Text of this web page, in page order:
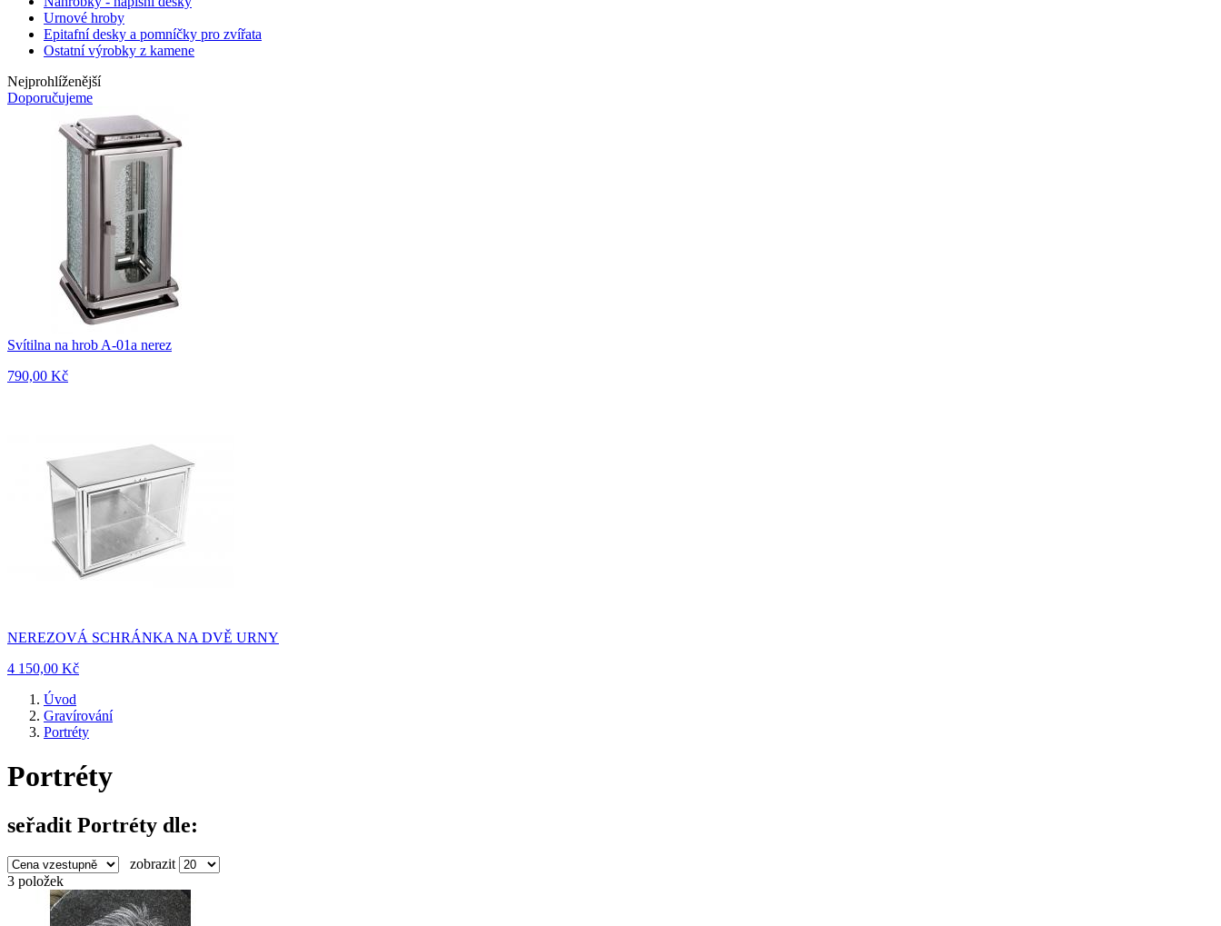
Urnové hroby
Epitafní desky a pomníčky pro zvířata
Ostatní výrobky z kamene
Nejprohlíženější
Doporučujeme
Svítilna na hrob A-01a nerez
790,00 Kč
NEREZOVÁ SCHRÁNKA NA DVĚ URNY
4 150,00 Kč
Úvod
Gravírování
Portréty
Portréty
seřadit Portréty dle:
zobrazit
3 položek